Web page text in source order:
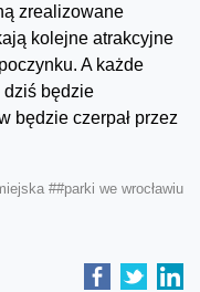
zrealizowane
kolejne atrakcyjne
A każde
dziś będzie
będzie czerpał przez
##parki we wrocławiu